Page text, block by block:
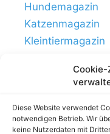
Cookie-
Diese Website verwendet
notwendigen Betrieb. Wir
keine Nutzerdaten mit
Hundemagazin
Katzenmagazin
Kleintiermagazin